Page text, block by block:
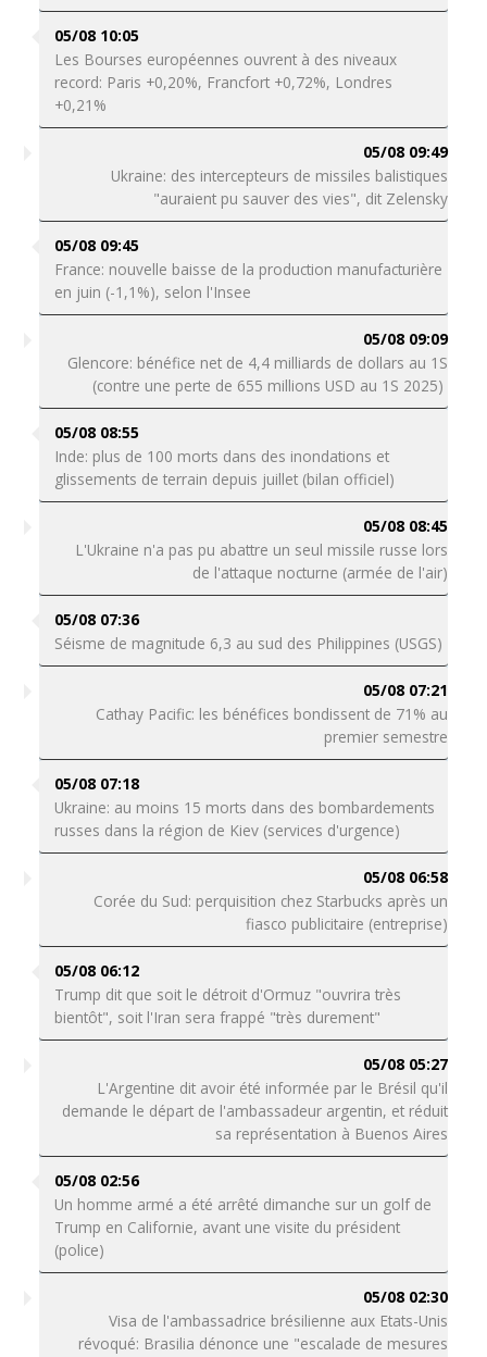
05/08 10:05
Les Bourses européennes ouvrent à des niveaux
record: Paris +0,20%, Francfort +0,72%, Londres
+0,21%
05/08 09:49
Ukraine: des intercepteurs de missiles balistiques
"auraient pu sauver des vies", dit Zelensky
05/08 09:45
France: nouvelle baisse de la production manufacturière
en juin (-1,1%), selon l'Insee
05/08 09:09
Glencore: bénéfice net de 4,4 milliards de dollars au 1S
(contre une perte de 655 millions USD au 1S 2025)
05/08 08:55
Inde: plus de 100 morts dans des inondations et
glissements de terrain depuis juillet (bilan officiel)
05/08 08:45
L'Ukraine n'a pas pu abattre un seul missile russe lors
de l'attaque nocturne (armée de l'air)
05/08 07:36
Séisme de magnitude 6,3 au sud des Philippines (USGS)
05/08 07:21
Cathay Pacific: les bénéfices bondissent de 71% au
premier semestre
05/08 07:18
Ukraine: au moins 15 morts dans des bombardements
russes dans la région de Kiev (services d'urgence)
05/08 06:58
Corée du Sud: perquisition chez Starbucks après un
fiasco publicitaire (entreprise)
05/08 06:12
Trump dit que soit le détroit d'Ormuz "ouvrira très
bientôt", soit l'Iran sera frappé "très durement"
05/08 05:27
L'Argentine dit avoir été informée par le Brésil qu'il
demande le départ de l'ambassadeur argentin, et réduit
sa représentation à Buenos Aires
05/08 02:56
Un homme armé a été arrêté dimanche sur un golf de
Trump en Californie, avant une visite du président
(police)
05/08 02:30
Visa de l'ambassadrice brésilienne aux Etats-Unis
révoqué: Brasilia dénonce une "escalade de mesures